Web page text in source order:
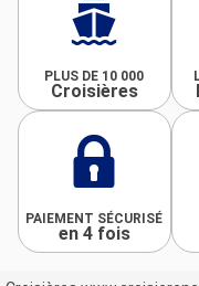
PLUS DE 10 000
Croisières
PAIEMENT SÉCURISÉ
en 4 fois